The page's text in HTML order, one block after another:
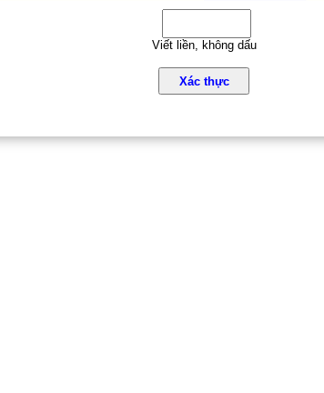
Viết liền, không dấu
Xác thực